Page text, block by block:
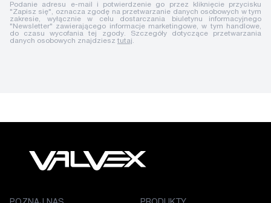
Podanie adresu e-mail i potwierdzenie go przez kliknięcie przycisku
"Zapisz się", oznacza zgodę na przetwarzanie danych osobowych w tym
zakresie, wyłącznie w celu dostarczania biuletynu informacyjnego
"Newsletter" zawierającego informacje marketingowe, w tym handlowe,
do czasu wycofania tej zgody. Szczegóły dotyczące przetwarzania
danych osobowych znajdziesz tutaj.